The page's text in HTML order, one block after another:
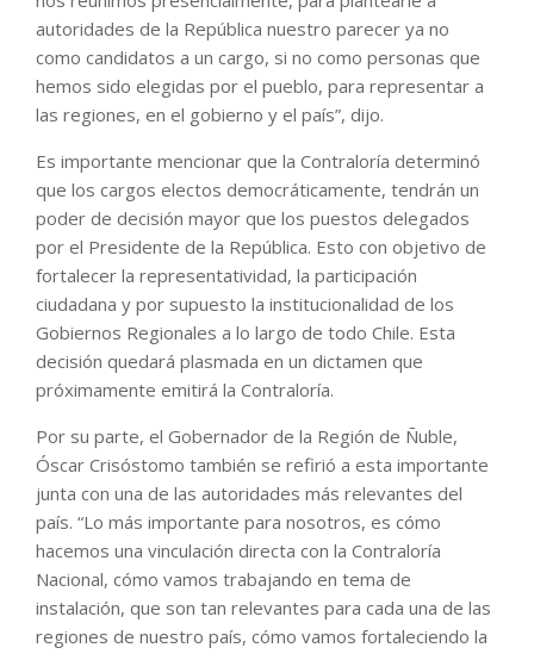
autoridades de la República nuestro parecer ya no
como candidatos a un cargo, si no como personas que
hemos sido elegidas por el pueblo, para representar a
las regiones, en el gobierno y el país”, dijo.
Es importante mencionar que la Contraloría determinó
que los cargos electos democráticamente, tendrán un
poder de decisión mayor que los puestos delegados
por el Presidente de la República. Esto con objetivo de
fortalecer la representatividad, la participación
ciudadana y por supuesto la institucionalidad de los
Gobiernos Regionales a lo largo de todo Chile. Esta
decisión quedará plasmada en un dictamen que
próximamente emitirá la Contraloría.
Por su parte, el Gobernador de la Región de Ñuble,
Óscar Crisóstomo también se refirió a esta importante
junta con una de las autoridades más relevantes del
país. “Lo más importante para nosotros, es cómo
hacemos una vinculación directa con la Contraloría
Nacional, cómo vamos trabajando en tema de
instalación, que son tan relevantes para cada una de las
regiones de nuestro país, cómo vamos fortaleciendo la